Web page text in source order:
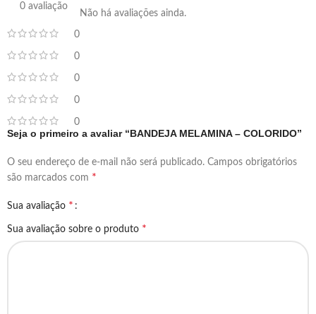
0 avaliação
0
0
0
0
0
Não há avaliações ainda.
Seja o primeiro a avaliar “BANDEJA MELAMINA – COLORIDO”
O seu endereço de e-mail não será publicado. Campos obrigatórios
são marcados com *
Sua avaliação *
Sua avaliação sobre o produto *